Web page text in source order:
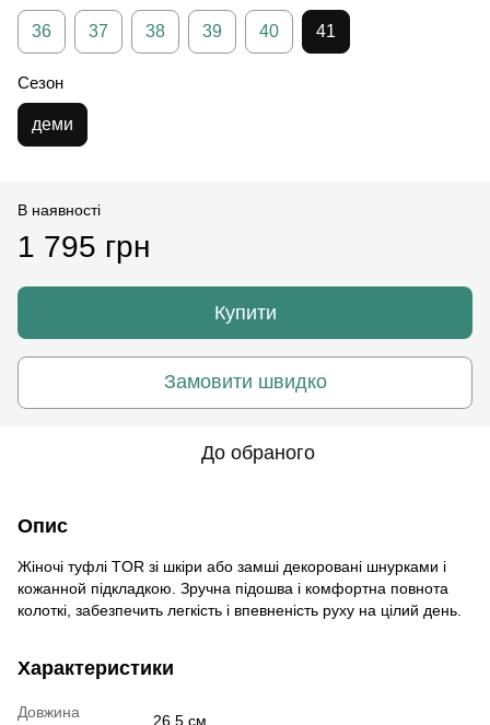
36 37 38 39 40 41
Сезон
деми
В наявності
1 795 грн
Купити
Замовити швидко
До обраного
Опис
Жіночі туфлі TOR зі шкіри або замші декоровані шнурками і
кожанной підкладкою. Зручна підошва і комфортна повнота
колоткі, забезпечить легкість і впевненість руху на цілий день.
Характеристики
Довжина
26,5 см